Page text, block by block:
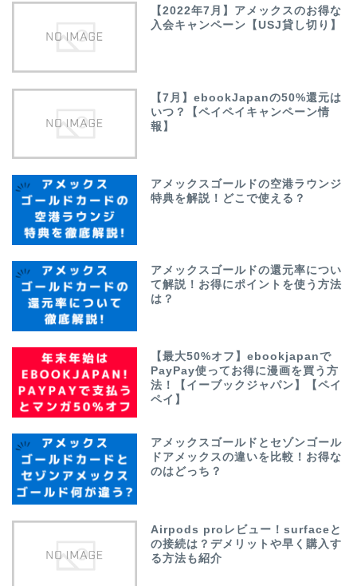
【2022年7月】アメックスのお得な
入会キャンペーン【USJ貸し切り】
【7月】ebookJapanの50%還元は
いつ？【ペイペイキャンペーン情
報】
アメックスゴールドの空港ラウンジ
特典を解説！どこで使える？
アメックスゴールドの還元率につい
て解説！お得にポイントを使う方法
は？
【最大50%オフ】ebookjapanで
PayPay使ってお得に漫画を買う方
法！【イーブックジャパン】【ペイ
ペイ】
アメックスゴールドとセゾンゴール
ドアメックスの違いを比較！お得な
のはどっち？
Airpods proレビュー！surfaceと
の接続は？デメリットや早く購入す
る方法も紹介